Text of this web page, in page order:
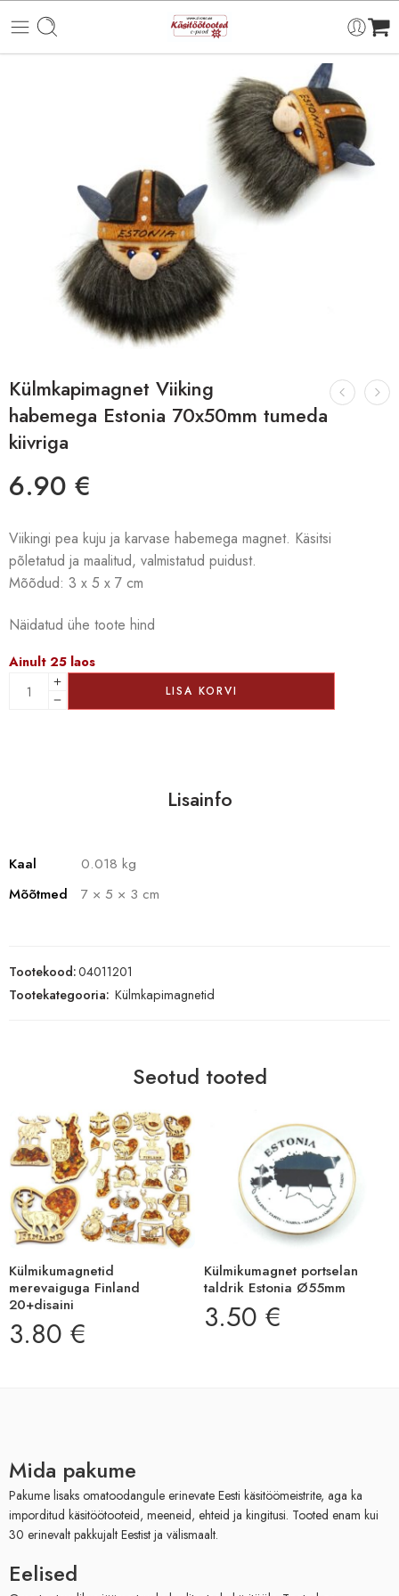
Külmkapimagnet Viiking
habemega Estonia 70x50mm tumeda
kiivriga
6.90 €
Viikingi pea kuju ja karvase habemega magnet. Käsitsi
põletatud ja maalitud, valmistatud puidust.
Mõõdud: 3 x 5 x 7 cm
Näidatud ühe toote hind
Ainult 25 laos
LISA KORVI
Lisainfo
Kaal
0.018 kg
Mõõtmed
7 × 5 × 3 cm
Tootekood:04011201
Tootekategooria: Külmkapimagnetid
Seotud tooted
Külmikumagnetid
merevaiguga Finland
20+disaini
3.80 €
Külmikumagnet portselan
taldrik Estonia Ø55mm
3.50 €
Mida pakume
Pakume lisaks omatoodangule erinevate Eesti käsitöömeistrite, aga ka
imporditud käsitöötooteid, meeneid, ehteid ja kingitusi. Tooted enam kui
30 erinevalt pakkujalt Eestist ja välismaalt.
Eelised